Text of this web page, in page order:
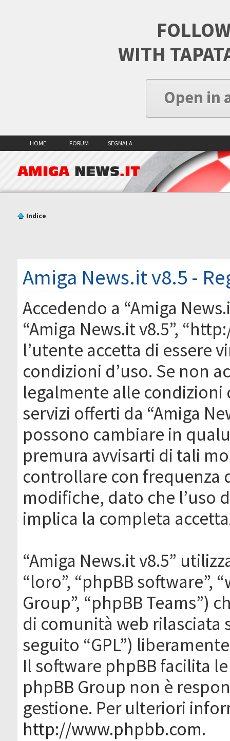
WITH
Open in
HOME FORUM SEGNALA
AMIGA NEWS.IT
Indice
Amiga News.it v8.5 -
Accedendo a “Amiga
“Amiga News.it v8.5”,
l’utente accetta di essere
condizioni d’uso. Se non
legalmente alle condizioni
servizi offerti da “Amiga
possono cambiare in
premura avvisarti di tali
controllare con frequenza
modifiche, dato che l’uso
implica la completa
“Amiga News.it v8.5”
“loro”, “phpBB software”,
Group”, “phpBB Teams”)
di comunità web rilasciata
seguito “GPL”)
Il software phpBB facilita
phpBB Group non è
gestione. Per ulteriori
http://www.phpbb.com.